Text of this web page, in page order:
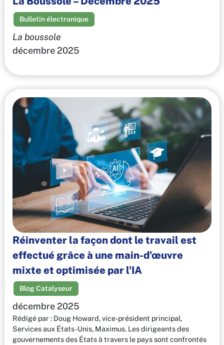
Bulletin électronique
La boussole
décembre 2025
Réinventer la façon dont le travail est
effectué grâce à une main-d'œuvre
mixte et optimisée par l'IA
Blog Catalyseur
décembre 2025
Rédigé par : Doug Howard, vice-président principal,
Services aux États-Unis, Maximus. Les dirigeants des
gouvernements des États à travers le pays sont confrontés